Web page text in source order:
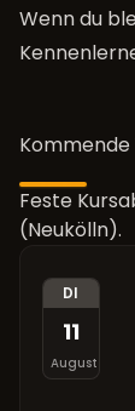
Wenn du
Feste
(Neukölln).
DI
11
August